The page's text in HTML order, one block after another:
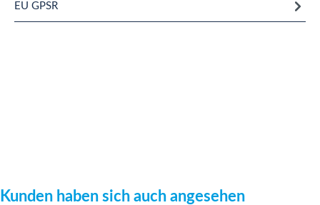
EU GPSR
Produktgalerie überspringen
Kunden haben sich auch angesehen